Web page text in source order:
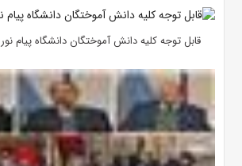
قابل توجه کلیه دانش آموختگان دانشگاه پیام نور